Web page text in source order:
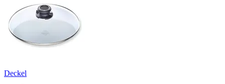
Deckel